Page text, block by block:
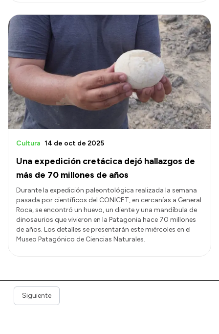
Una expedición cretácica dejó hallazgos de
más de 70 millones de años
Cultura 14 de oct de 2025
Durante la expedición paleontológica realizada la semana
pasada por científicos del CONICET, en cercanías a General
Roca, se encontró un huevo, un diente y una mandíbula de
dinosaurios que vivieron en la Patagonia hace 70 millones
de años. Los detalles se presentarán este miércoles en el
Museo Patagónico de Ciencias Naturales.
Siguiente